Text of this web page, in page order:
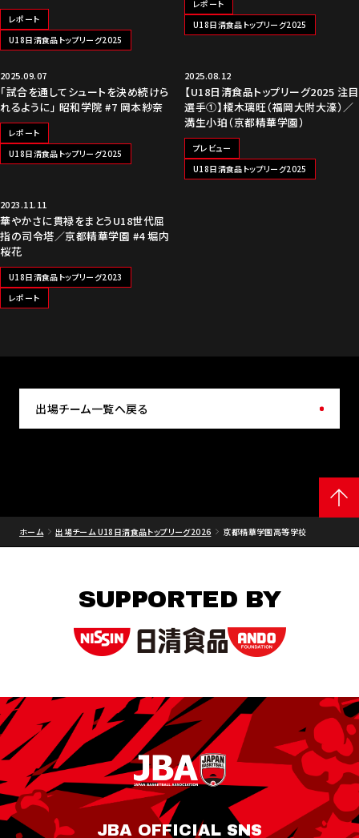
レポート
U18日清食品トップリーグ2025
レポート
U18日清食品トップリーグ2025
2025.09.07
「試合を通してシュートを決め続けら
れるように」 昭和学院 #7 岡本紗奈
レポート
U18日清食品トップリーグ2025
2025.08.12
【U18日清食品トップリーグ2025 注目
選手①】榎木璃旺（福岡大附大濠）／
満生小珀（京都精華学園）
プレビュー
U18日清食品トップリーグ2025
2023.11.11
華やかさに貫禄をまとうU18世代屈
指の司令塔／京都精華学園 #4 堀内
桜花
U18日清食品トップリーグ2023
レポート
出場チーム一覧へ戻る
ホーム 出場チーム U18日清食品トップリーグ2026 京都精華学園高等学校
SUPPORTED BY
JBA OFFICIAL SNS